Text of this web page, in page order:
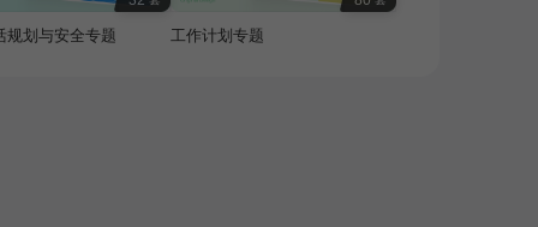
规划与安全专题 工作计划专题